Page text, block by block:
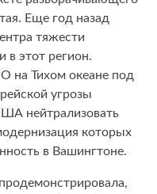
Еще год назад
тяжести
в этот регион.
на Тихом океане под
угрозы
нейтрализовать
которых
в Вашингтоне.